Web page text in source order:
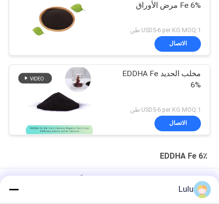
Fe 6% مرض الأوراق
USD5-6 per KG MOQ:1 طن
الاتصال
مخلب الحديد EDDHA Fe
6%
USD5-6 per KG MOQ:1 طن
الاتصال
EDDHA Fe 6٪
سماد عضوي EDDHA Fe 6٪ EDDHA سماد مخلّب من الحديد
O-O 4.8 الامتصاص EDDHA FE 6٪ سماد مخلّب من الحديد لحالة التربة
Lulu